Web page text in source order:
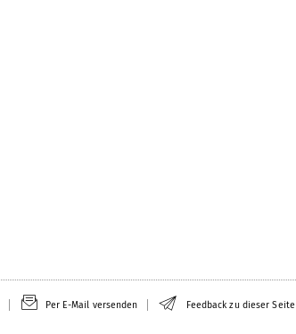
Per E-Mail versenden Feedback zu dieser Seite